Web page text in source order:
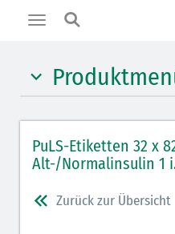
Toggle
Benzodiazepine (orange)
Muskelrelaxans
PuLS-Etiketten 32 x
Alt-/Normalinsulin 1
Zurück zur Übersicht